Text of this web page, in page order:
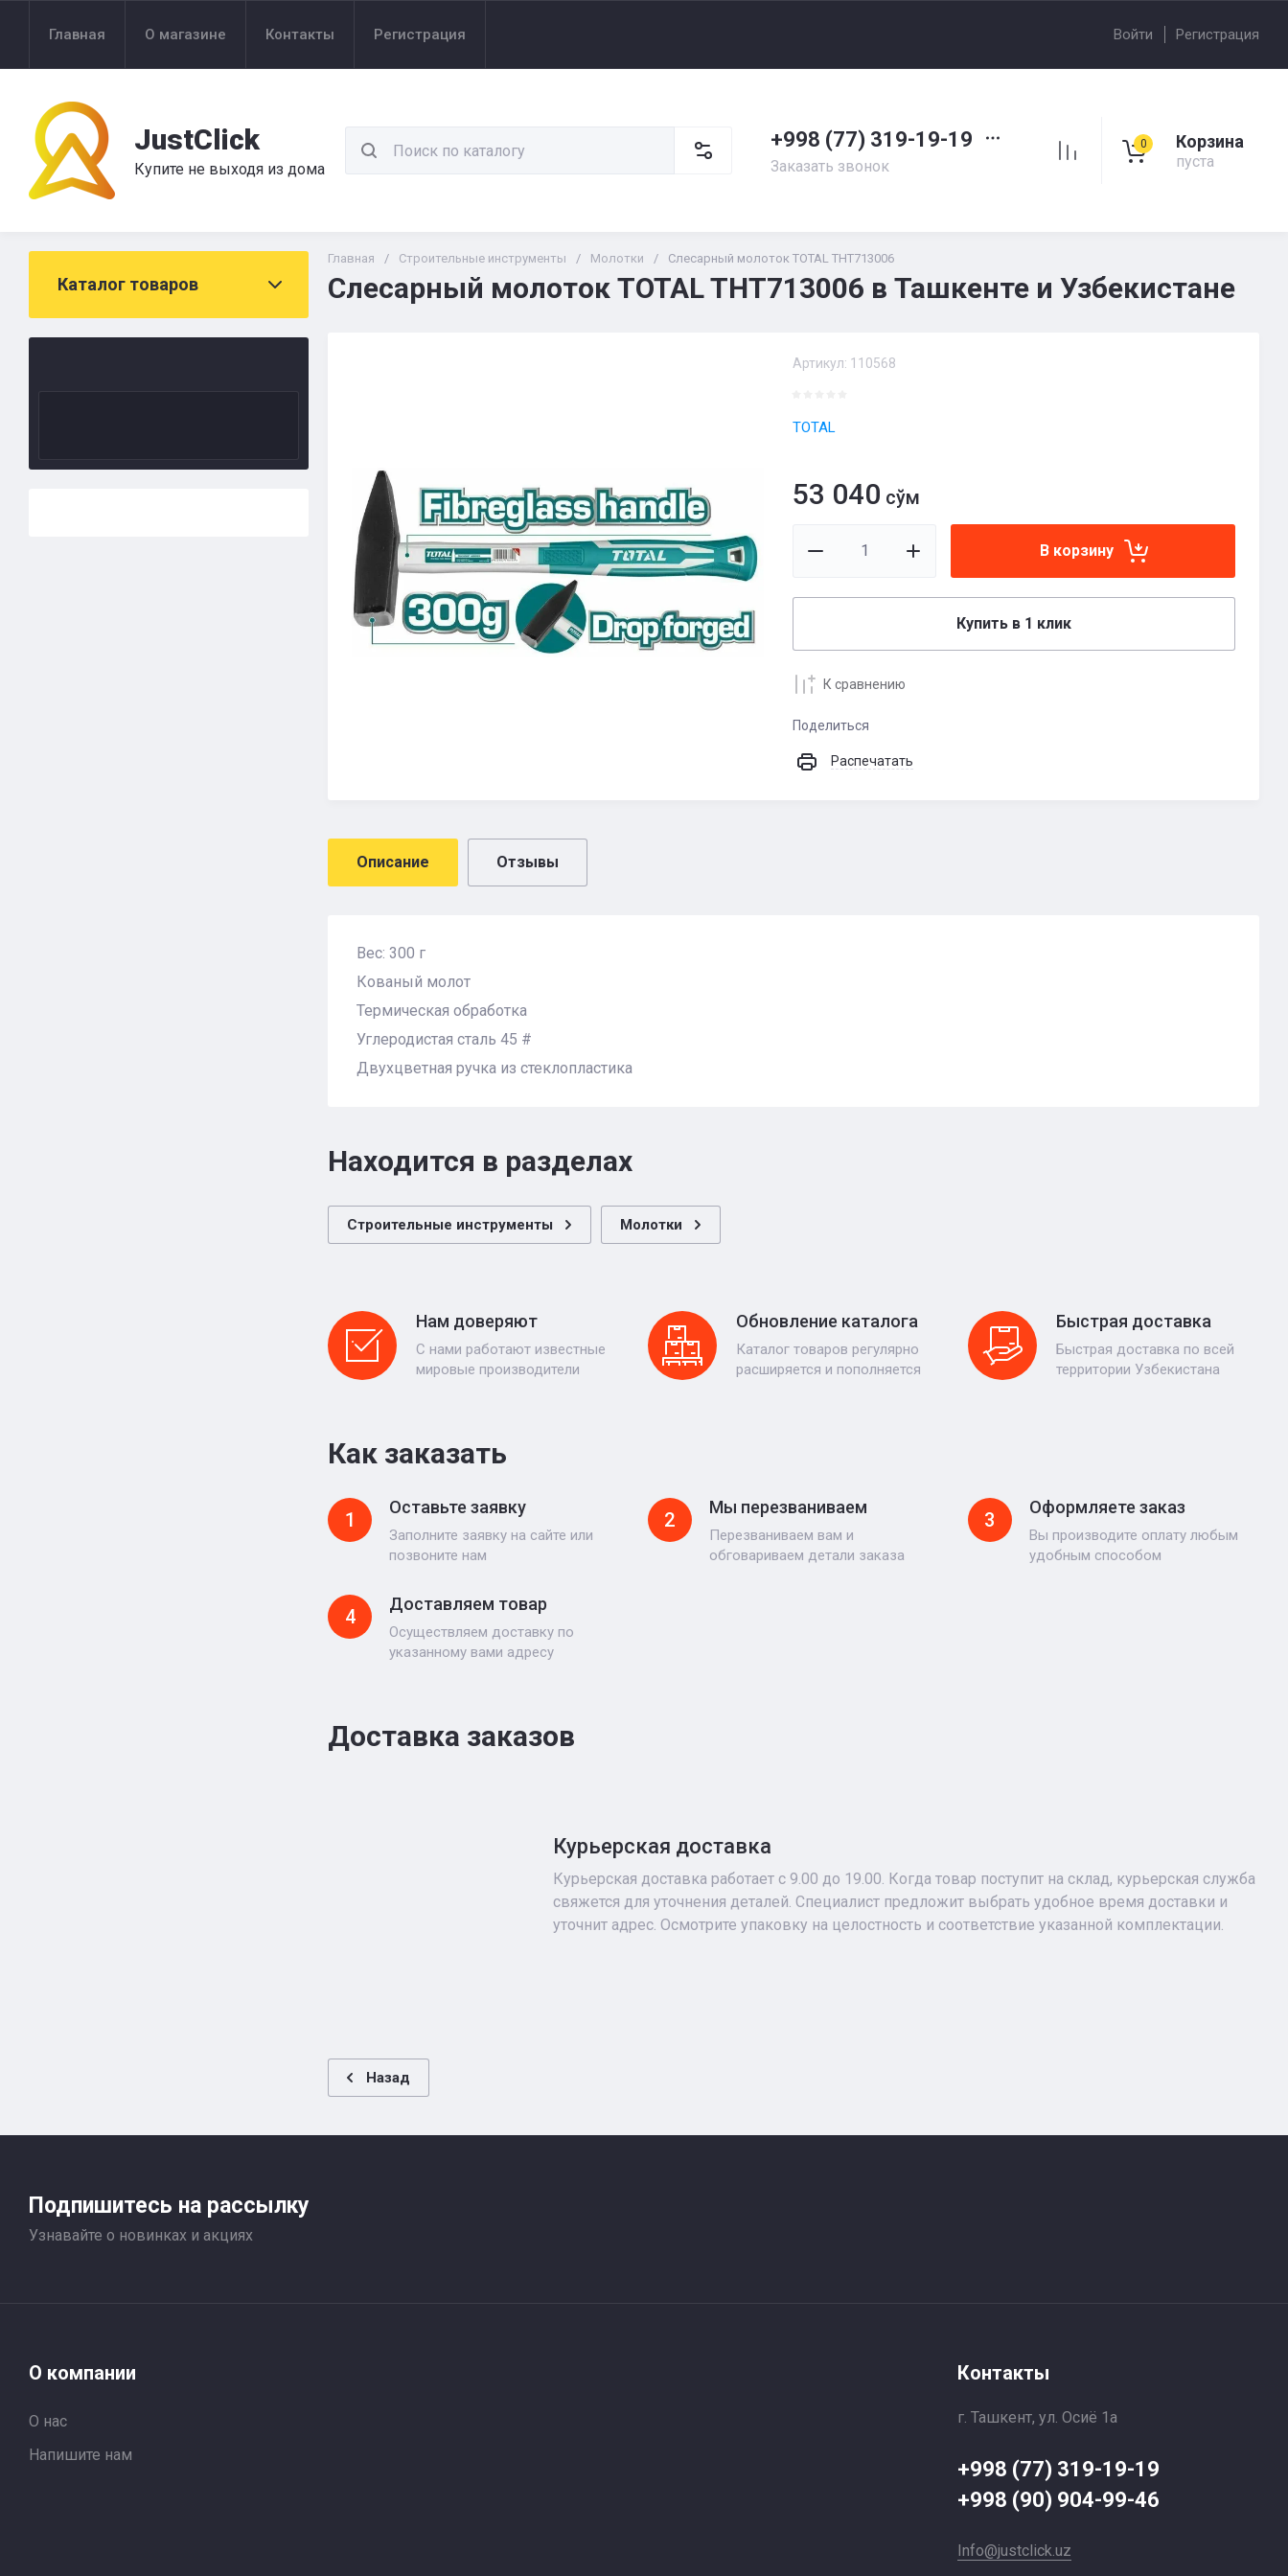
Главная О магазине Контакты Регистрация Войти Регистрация
JustClick
Купите не выходя из дома
+998 (77) 319-19-19
Заказать звонок
0 Корзина
пуста
Каталог товаров
Главная / Строительные инструменты / Молотки / Слесарный молоток TOTAL THT713006
Слесарный молоток TOTAL THT713006 в Ташкенте и Узбекистане
Артикул: 110568
TOTAL
53 040 сўм
В корзину
Купить в 1 клик
К сравнению
Поделиться
Распечатать
Описание Отзывы
Вес: 300 г
Кованый молот
Термическая обработка
Углеродистая сталь 45 #
Двухцветная ручка из стеклопластика
Находится в разделах
Строительные инструменты Молотки
Нам доверяют
С нами работают известные
мировые производители
Обновление каталога
Каталог товаров регулярно
расширяется и пополняется
Быстрая доставка
Быстрая доставка по всей
территории Узбекистана
Как заказать
1
Оставьте заявку
Заполните заявку на сайте или
позвоните нам
2
Мы перезваниваем
Перезваниваем вам и
обговариваем детали заказа
3
Оформляете заказ
Вы производите оплату любым
удобным способом
4
Доставляем товар
Осуществляем доставку по
указанному вами адресу
Доставка заказов
Курьерская доставка
Курьерская доставка работает с 9.00 до 19.00. Когда товар поступит на склад, курьерская служба
свяжется для уточнения деталей. Специалист предложит выбрать удобное время доставки и
уточнит адрес. Осмотрите упаковку на целостность и соответствие указанной комплектации.
Назад
Подпишитесь на рассылку
Узнавайте о новинках и акциях
О компании
О нас
Напишите нам
Контакты
г. Ташкент, ул. Осиё 1a
+998 (77) 319-19-19
+998 (90) 904-99-46
Info@justclick.uz